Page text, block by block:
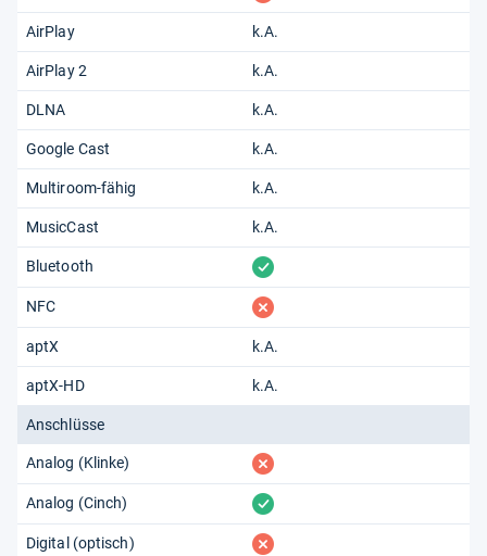
AirPlay k.A.
AirPlay 2 k.A.
DLNA k.A.
Google Cast k.A.
Multiroom-fähig k.A.
MusicCast k.A.
Bluetooth vorhanden
NFC fehlt
aptX k.A.
aptX-HD k.A.
Anschlüsse
Analog (Klinke) fehlt
Analog (Cinch) vorhanden
Digital (optisch) fehlt